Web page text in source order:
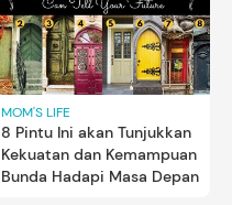
MOM'S LIFE
8 Pintu Ini akan Tunjukkan
Kekuatan dan Kemampuan
Bunda Hadapi Masa Depan